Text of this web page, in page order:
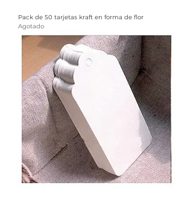
Pack de 50 tarjetas kraft en forma de flor
Agotado